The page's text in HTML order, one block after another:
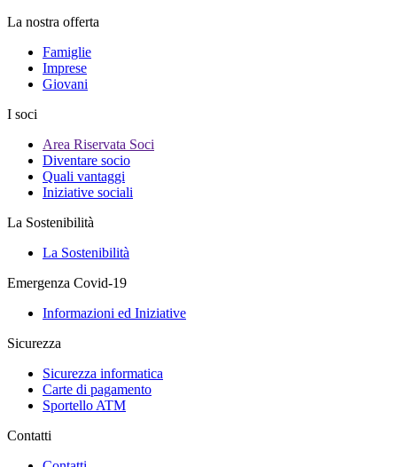
La nostra offerta
Famiglie
Imprese
Giovani
I soci
Area Riservata Soci
Diventare socio
Quali vantaggi
Iniziative sociali
La Sostenibilità
La Sostenibilità
Emergenza Covid-19
Informazioni ed Iniziative
Sicurezza
Sicurezza informatica
Carte di pagamento
Sportello ATM
Contatti